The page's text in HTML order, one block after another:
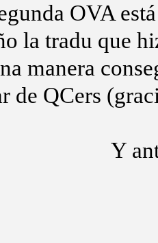
OVA
la tradu que
manera
de QCers
Y